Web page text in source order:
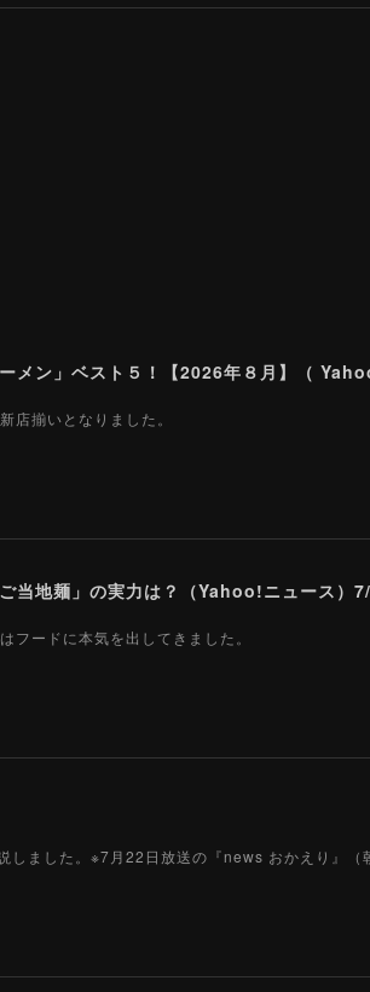
店揃いとなりました。
当地麺」の実力は？（Yahoo!ニュース）
フードに本気を出してきました。
しました。※7月22日放送の『news おかえり』（